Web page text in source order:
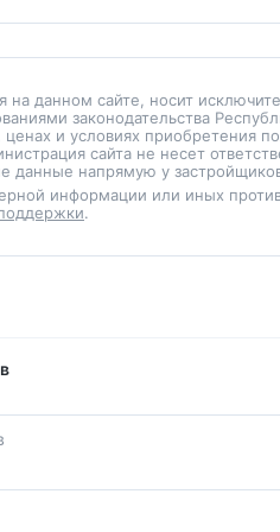
на данном сайте, носит
законодательства
и условиях приобретения
сайта не несет
данные напрямую у
информации или иных
.